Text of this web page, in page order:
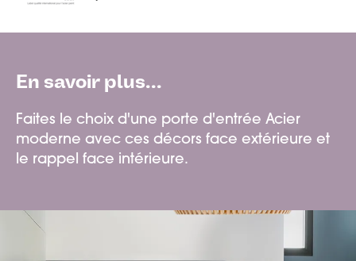
En savoir plus...
Faites le choix d'une porte d'entrée Acier
moderne avec ces décors face extérieure et
le rappel face intérieure.